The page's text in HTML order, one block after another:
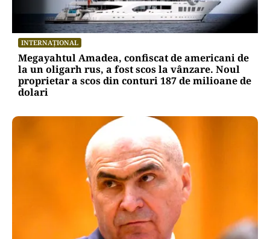
POLITICĂ
Alin Tișe atacă frontal conducerea PNL:
„România a devenit coșul de gunoi al
investitorilor”